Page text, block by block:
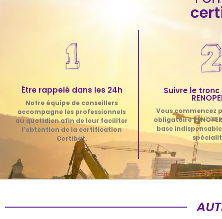
Être rappelé dans les 24h
Notre équipe de conseillers
accompagne les professionnels
au quotidien afin de leur faciliter
l’obtention de la certification
Certibat.
Suivre le
Vous commencez
obligatoire
base